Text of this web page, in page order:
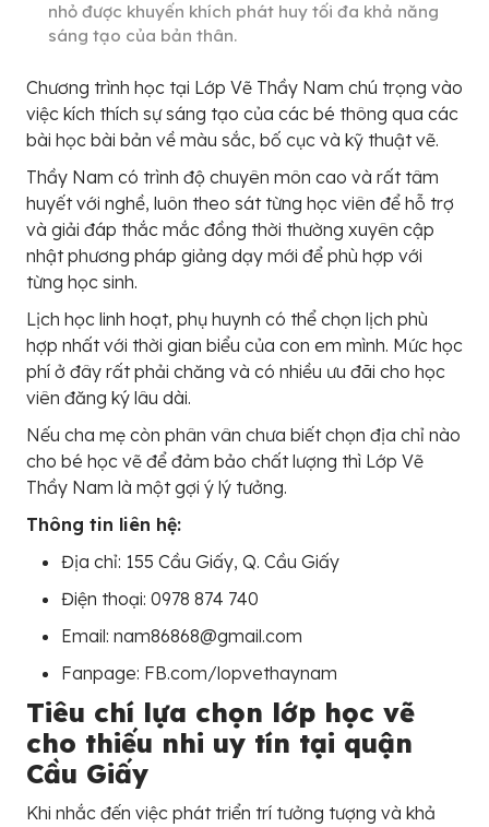
nhỏ được khuyến khích phát huy tối đa khả năng
sáng tạo của bản thân.
Chương trình học tại Lớp Vẽ Thầy Nam chú trọng vào
việc kích thích sự sáng tạo của các bé thông qua các
bài học bài bản về màu sắc, bố cục và kỹ thuật vẽ.
Thầy Nam có trình độ chuyên môn cao và rất tâm
huyết với nghề, luôn theo sát từng học viên để hỗ trợ
và giải đáp thắc mắc đồng thời thường xuyên cập
nhật phương pháp giảng dạy mới để phù hợp với
từng học sinh.
Lịch học linh hoạt, phụ huynh có thể chọn lịch phù
hợp nhất với thời gian biểu của con em mình. Mức học
phí ở đây rất phải chăng và có nhiều ưu đãi cho học
viên đăng ký lâu dài.
Nếu cha mẹ còn phân vân chưa biết chọn địa chỉ nào
cho bé học vẽ để đảm bảo chất lượng thì Lớp Vẽ
Thầy Nam là một gợi ý lý tưởng.
Thông tin liên hệ:
Địa chỉ: 155 Cầu Giấy, Q. Cầu Giấy
Điện thoại: 0978 874 740
Email: nam86868@gmail.com
Fanpage: FB.com/lopvethaynam
Tiêu chí lựa chọn lớp học vẽ
cho thiếu nhi uy tín tại quận
Cầu Giấy
Khi nhắc đến việc phát triển trí tưởng tượng và khả